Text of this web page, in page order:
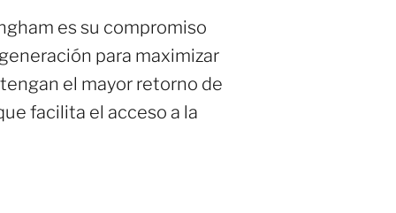
es su compromiso
para maximizar
el mayor retorno de
facilita el acceso a la